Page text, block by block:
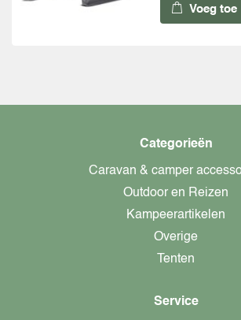
Voeg toe
Categorieën
Caravan & camper
Outdoor en Reizen
Kampeerartikelen
Overige
Tenten
Service